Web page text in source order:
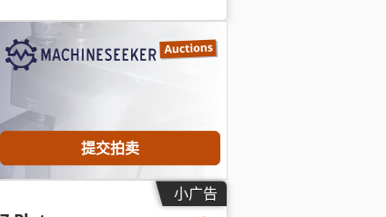
提交拍卖
小广告